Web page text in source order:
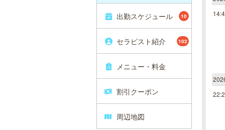
出勤スケジュール 10
セラピスト紹介 102
メニュー・料金
割引クーポン
周辺地図